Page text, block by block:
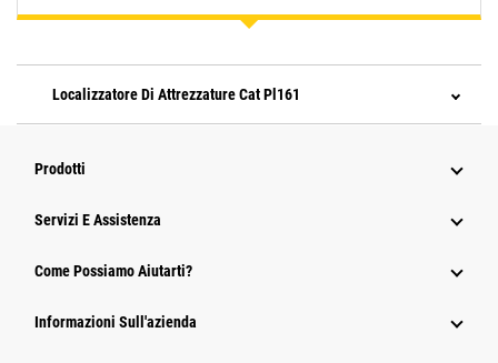
Localizzatore Di Attrezzature Cat Pl161
Prodotti
Servizi E Assistenza
Come Possiamo Aiutarti?
Informazioni Sull'azienda